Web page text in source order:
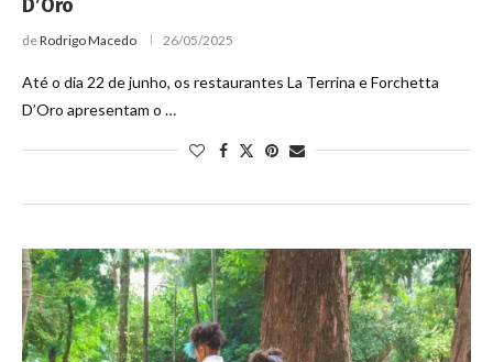
D’Oro
deRodrigo Macedo 26/05/2025
Até o dia 22 de junho, os restaurantes La Terrina e Forchetta
D’Oro apresentam o …